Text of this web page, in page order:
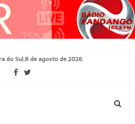
do Sul,8 de agosto de 2026